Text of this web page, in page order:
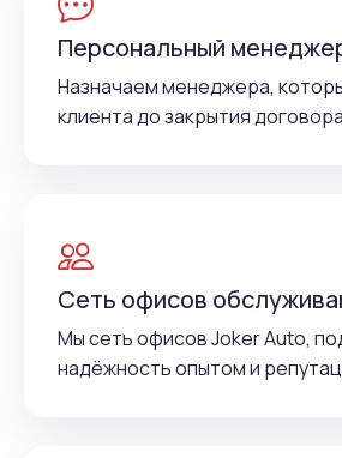
Персональный
Назначаем менеджера,
клиента до закрытия
Сеть офисов
Мы сеть офисов Joker Auto,
надёжность опытом и